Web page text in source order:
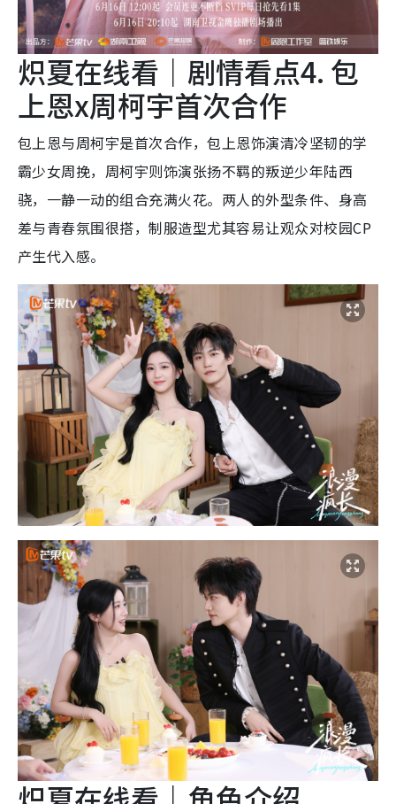
炽夏在线看｜剧情看点4. 包
上恩x周柯宇首次合作
包上恩与周柯宇是首次合作，包上恩饰演清冷坚韧的学
霸少女周挽，周柯宇则饰演张扬不羁的叛逆少年陆西
骁，一静一动的组合充满火花。两人的外型条件、身高
差与青春氛围很搭，制服造型尤其容易让观众对校园CP
产生代入感。